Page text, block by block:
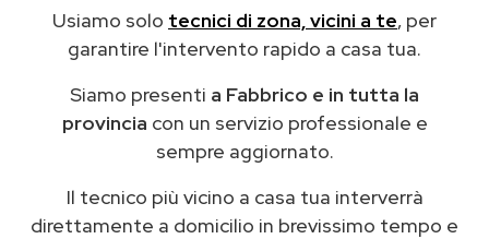
Usiamo solo tecnici di zona, vicini a te, per
garantire l'intervento rapido a casa tua.
Siamo presenti a Fabbrico e in tutta la
provincia con un servizio professionale e
sempre aggiornato.
Il tecnico più vicino a casa tua interverrà
direttamente a domicilio in brevissimo tempo e